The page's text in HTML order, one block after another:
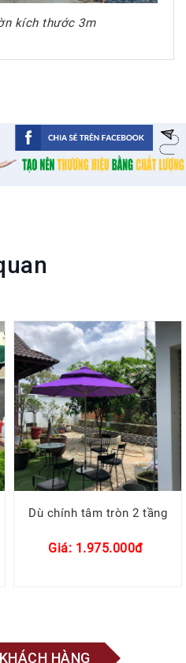
kích thước 3m
Dù chính tâm tròn 2 tầng
Giá: 1.975.000đ
HÀNG